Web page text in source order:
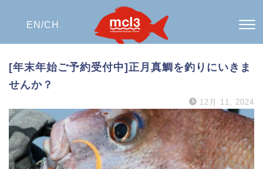
EN/CH
[年末年始ご予約受付中]正月真鯛を釣りにいきま
せんか？
12月 11, 2024